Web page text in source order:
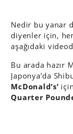
Nedir bu yanar
diyenler için,
aşağıdaki
Bu arada hazır
Japonya’da
McDonald’s’
Quarter